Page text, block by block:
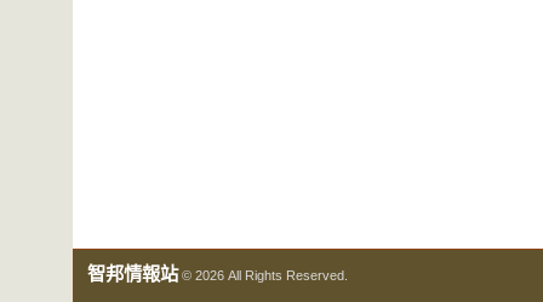
智邦情報站© 2026 All Rights Reserved.